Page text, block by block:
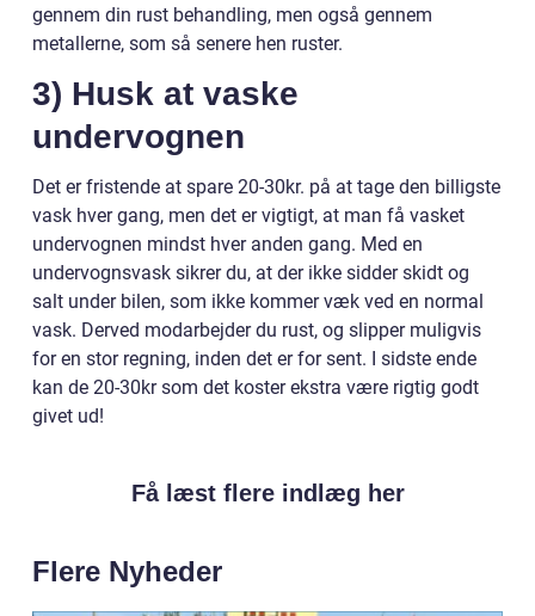
gennem din rust behandling, men også gennem
metallerne, som så senere hen ruster.
3) Husk at vaske
undervognen
Det er fristende at spare 20-30kr. på at tage den billigste
vask hver gang, men det er vigtigt, at man få vasket
undervognen mindst hver anden gang. Med en
undervognsvask sikrer du, at der ikke sidder skidt og
salt under bilen, som ikke kommer væk ved en normal
vask. Derved modarbejder du rust, og slipper muligvis
for en stor regning, inden det er for sent. I sidste ende
kan de 20-30kr som det koster ekstra være rigtig godt
givet ud!
Få læst flere indlæg her
Flere Nyheder